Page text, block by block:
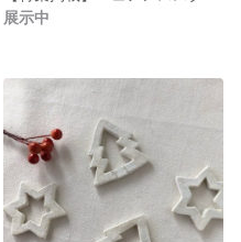
展示中